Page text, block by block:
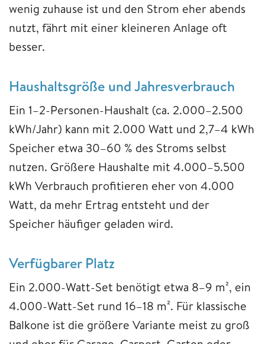
wenig zuhause ist und den Strom eher abends
nutzt, fährt mit einer kleineren Anlage oft
besser.
Haushaltsgröße und Jahresverbrauch
Ein 1–2-Personen-Haushalt (ca. 2.000–2.500
kWh/Jahr) kann mit 2.000 Watt und 2,7–4 kWh
Speicher etwa 30–60 % des Stroms selbst
nutzen. Größere Haushalte mit 4.000–5.500
kWh Verbrauch profitieren eher von 4.000
Watt, da mehr Ertrag entsteht und der
Speicher häufiger geladen wird.
Verfügbarer Platz
Ein 2.000-Watt-Set benötigt etwa 8–9 m², ein
4.000-Watt-Set rund 16–18 m². Für klassische
Balkone ist die größere Variante meist zu groß